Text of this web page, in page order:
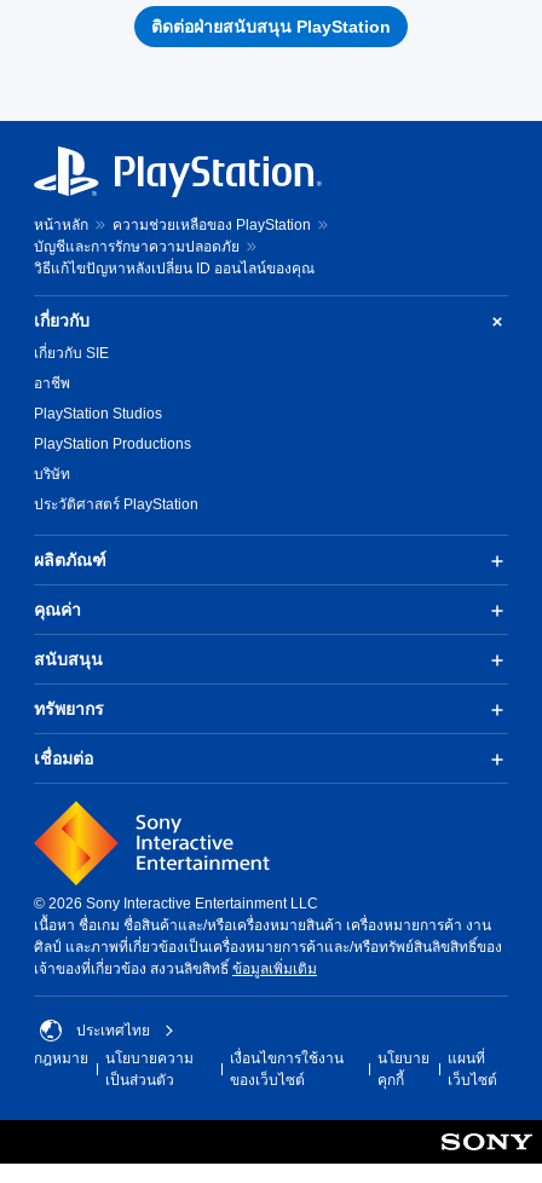
ติดต่อฝ่ายสนับสนุน PlayStation
หน้าหลัก
ความช่วยเหลือของ PlayStation
บัญชีและการรักษาความปลอดภัย
วิธีแก้ไขปัญหาหลังเปลี่ยน ID ออนไลน์ของคุณ
เกี่ยวกับ
เกี่ยวกับ SIE
อาชีพ
PlayStation Studios
PlayStation Productions
บริษัท
ประวัติศาสตร์ PlayStation
ผลิตภัณฑ์
คุณค่า
สนับสนุน
ทรัพยากร
เชื่อมต่อ
© 2026 Sony Interactive Entertainment LLC
เนื้อหา ชื่อเกม ชื่อสินค้าและ/หรือเครื่องหมายสินค้า เครื่องหมายการค้า งาน
ศิลป์ และภาพที่เกี่ยวข้องเป็นเครื่องหมายการค้าและ/หรือทรัพย์สินลิขสิทธิ์ของ
เจ้าของที่เกี่ยวข้อง สงวนลิขสิทธิ์ ข้อมูลเพิ่มเติม
ประเทศไทย
กฎหมาย
นโยบายความ
เป็นส่วนตัว
เงื่อนไขการใช้งาน
ของเว็บไซต์
นโยบาย
คุกกี้
แผนที่
เว็บไซต์